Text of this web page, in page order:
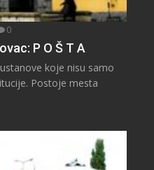
0
P O Š T A
koje nisu samo
Postoje mesta